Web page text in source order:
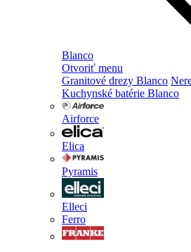
Blanco
Otvoriť menu
Granitové drezy Blanco
Kuchynské batérie Blanco
Airforce
Elica
Pyramis
Elleci
Ferro